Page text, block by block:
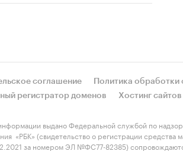
соглашение
Политика
регистратор доменов Хостинг сайтов
выдано Федеральной службой по
«РБК» (свидетельство о регистрации
за номером ЭЛ №ФС77-82385)